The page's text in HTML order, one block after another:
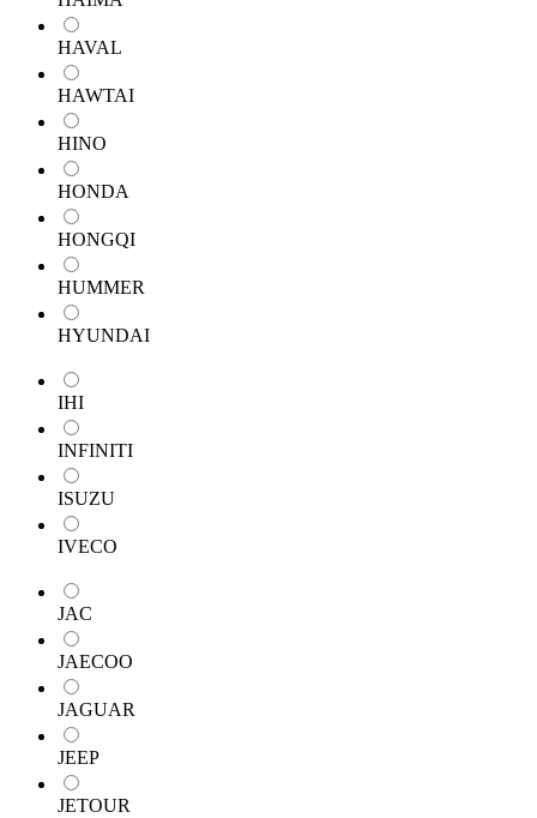
HAVAL
HAWTAI
HINO
HONDA
HONGQI
HUMMER
HYUNDAI
IHI
INFINITI
ISUZU
IVECO
JAC
JAECOO
JAGUAR
JEEP
JETOUR